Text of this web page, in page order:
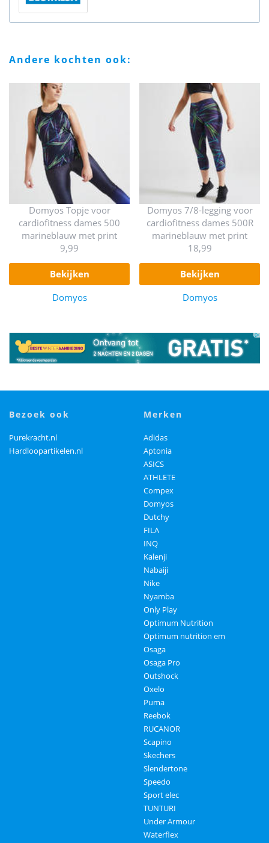
andere kochten ook:
Domyos Topje voor
cardiofitness dames 500
marineblauw met print
9,99
bekijken
Domyos
Domyos 7/8-legging voor
cardiofitness dames 500R
marineblauw met print
18,99
bekijken
Domyos
bezoek ook
Purekracht.nl
Hardloopartikelen.nl
merken
Adidas
Aptonia
ASICS
ATHLETE
Compex
Domyos
Dutchy
FILA
INQ
Kalenji
Nabaiji
Nike
Nyamba
Only Play
Optimum Nutrition
Optimum nutrition em
Osaga
Osaga Pro
Outshock
Oxelo
Puma
Reebok
RUCANOR
Scapino
Skechers
Slendertone
Speedo
Sport elec
TUNTURI
Under Armour
Waterflex